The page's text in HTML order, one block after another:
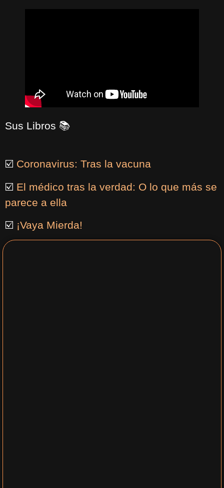
Sus Libros 📚
☑️ Coronavirus: Tras la vacuna
☑️ El médico tras la verdad: O lo que más se
parece a ella
☑️ ¡Vaya Mierda!